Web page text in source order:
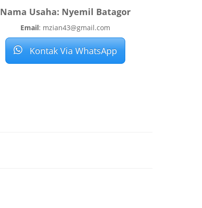
Nama Usaha: Nyemil Batagor
Email: mzian43@gmail.com
Kontak Via WhatsApp